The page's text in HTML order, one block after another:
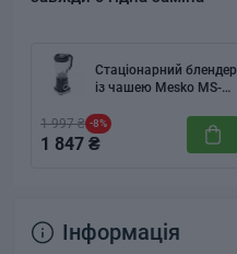
Стаціонарний блендер
із чашею Mesko MS-
1 997 ₴ -8%
1 847 ₴
Інформація